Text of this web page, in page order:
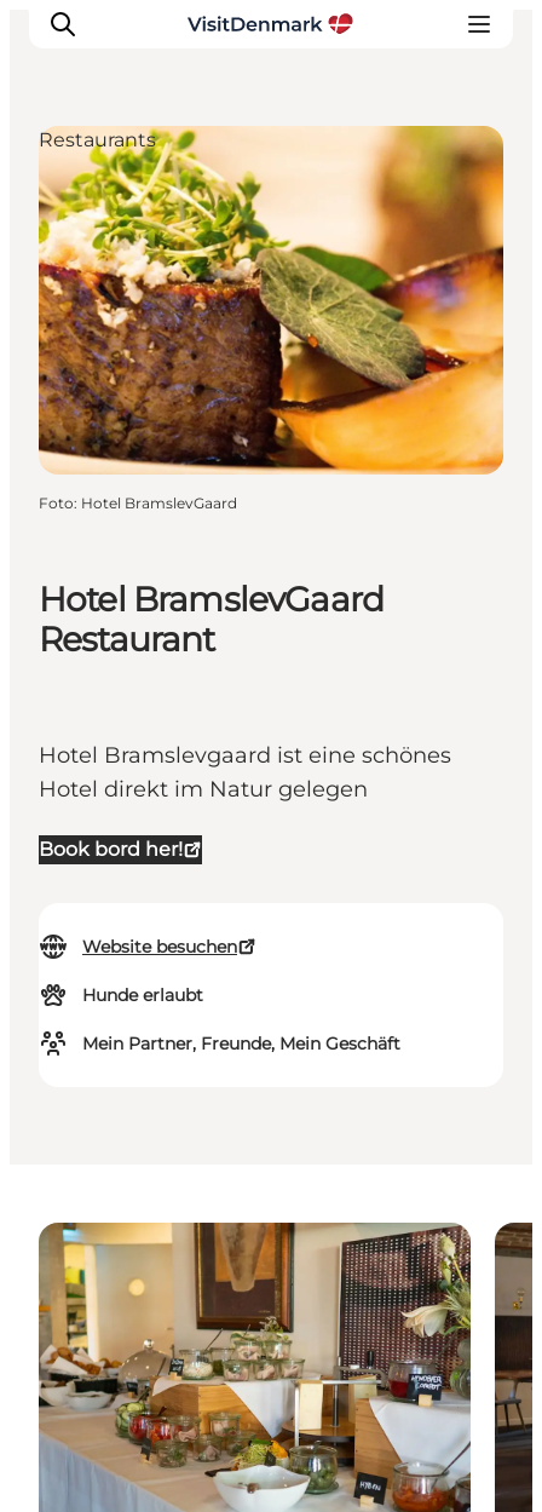
Inspiration
Regionen
Erlebnisse
Unterkünfte
Reiseplanung
Hotel BramslevGaard
Restaurant
Hotel Bramslevgaard ist eine schönes
Hotel direkt im Natur gelegen
Book bord her!
Website besuchen
Hunde erlaubt
Mein Partner, Freunde, Mein Geschäft
Restaurants
Foto: Hotel BramslevGaard